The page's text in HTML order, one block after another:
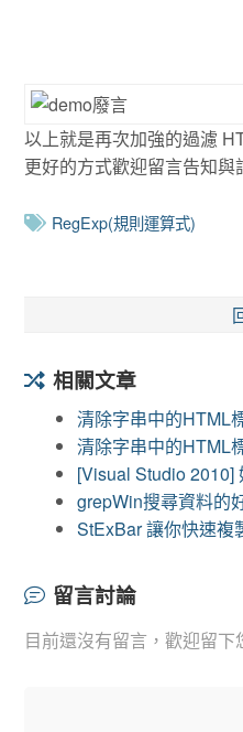
以上就是再次加強的過濾
更好的方式歡迎留言告知與
RegExp(規則運算式)
相關文章
清除字串中的HTML
清除字串中的HTML
[Visual Studio 2010]
grepWin搜尋資料的
StExBar 讓你快速複
留言討論
目前還沒有留言，歡迎留下